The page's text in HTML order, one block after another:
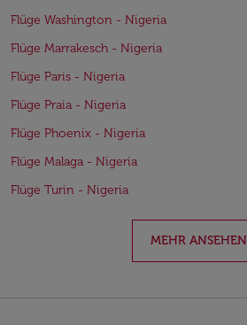
Flüge Washington - Nigeria
Flüge Marrakesch - Nigeria
Flüge Paris - Nigeria
Flüge Praia - Nigeria
Flüge Phoenix - Nigeria
Flüge Malaga - Nigeria
Flüge Turin - Nigeria
MEHR ANSEHEN